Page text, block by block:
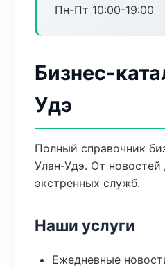
Пн-Пт 10:00-19:00
Бизнес-
Удэ
Полный справочник
Улан-Удэ. От
экстренных служб.
Наши услуги
Ежедневные